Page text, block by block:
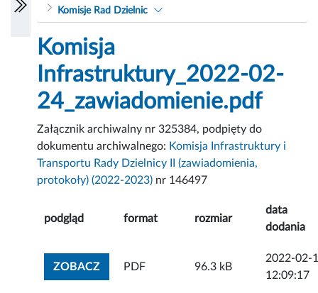
Komisje Rad Dzielnic
Komisja
Infrastruktury_2022-02-
24_zawiadomienie.pdf
Załącznik archiwalny nr 325384, podpięty do
dokumentu archiwalnego: Komisja Infrastruktury i
Transportu Rady Dzielnicy II (zawiadomienia,
protokoły) (2022-2023) nr 146497
podgląd format rozmiar
data
dodania
ZOBACZZOBACZ ZAŁĄCZNIK
PDF 96.3 kB
2022-02-
12:09:17